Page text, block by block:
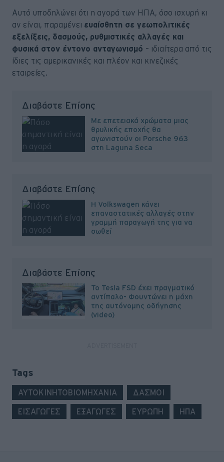
Αυτό υποδηλώνει ότι η αγορά των ΗΠΑ, όσο ισχυρή κι
αν είναι, παραμένει ευαίσθητη σε γεωπολιτικές
εξελίξεις, δασμούς, ρυθμιστικές αλλαγές και
φυσικά στον έντονο ανταγωνισμό – ιδιαίτερα από τις
ίδιες τις αμερικανικές και πλέον και κινεζικές
εταιρείες.
Διαβάστε Επίσης
Με επετειακά χρώματα μιας
θρυλικής εποχής θα
αγωνιστούν οι Porsche 963
στη Laguna Seca
Διαβάστε Επίσης
H Volkswagen κάνει
επαναστατικές αλλαγές στην
γραμμή παραγωγή της για να
σωθεί
Διαβάστε Επίσης
Το Tesla FSD έχει πραγματικό
αντίπαλο- Φουντώνει η μάχη
της αυτόνομης οδήγησης
(video)
Tags
ΑΥΤΟΚΙΝΗΤΟΒΙΟΜΗΧΑΝΙΑ ΔΑΣΜΟΙ
ΕΙΣΑΓΩΓΕΣ ΕΞΑΓΩΓΕΣ ΕΥΡΩΠΗ ΗΠΑ